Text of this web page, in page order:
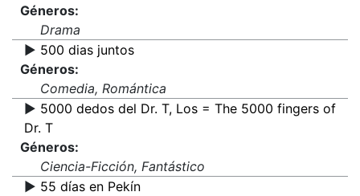
Géneros:
Drama
▶️ 500 dias juntos
Géneros:
Comedia, Romántica
▶️ 5000 dedos del Dr. T, Los = The 5000 fingers of
Dr. T
Géneros:
Ciencia-Ficción, Fantástico
▶️ 55 días en Pekín